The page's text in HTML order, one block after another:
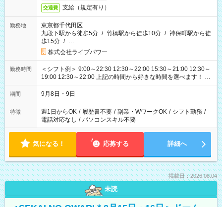
交通費 支給（規定有り）
勤務地
東京都千代田区
九段下駅から徒歩5分 / 竹橋駅から徒歩10分 / 神保町駅から徒
歩15分 / …
株式会社ライブパワー
勤務時間
＜シフト例＞ 9:00～22:30 12:30～22:00 15:30～21:00 12:30～
19:00 12:30～22:00 上記の時間から好きな時間を選べます！ ※
時間は変更となる可能性があります
期間 9月8日・9日
特徴 週1日からOK / 履歴書不要 / 副業・WワークOK / シフト勤務 /
電話対応なし / パソコンスキル不要
気になる！ 応募する 詳細へ
掲載日：2026.08.04
未読